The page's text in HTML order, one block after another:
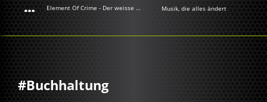
Element Of Crime - Der weisse Hai Musik, die alles ändert
#Buchhaltung